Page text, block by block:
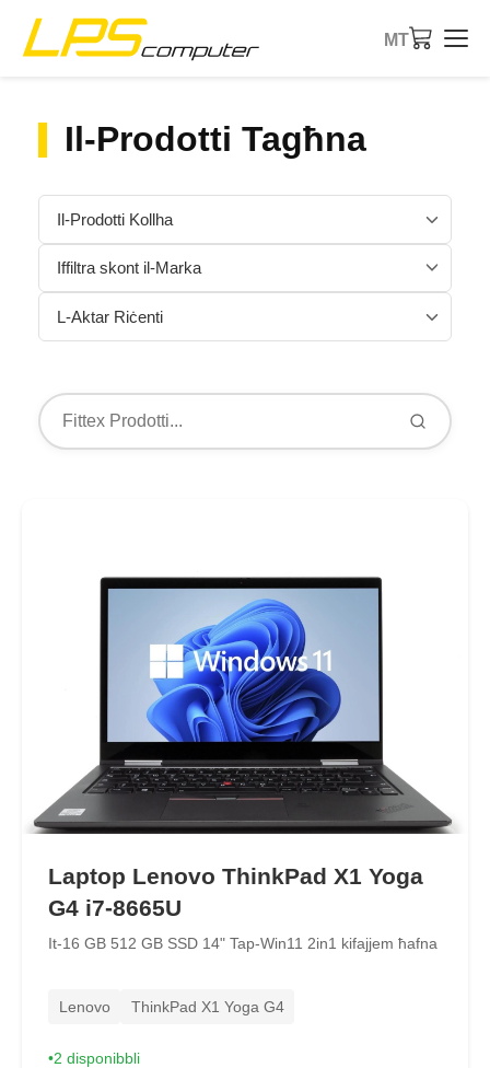
MT
Servizzi
Dwar il-Kumpanija
Il-Prodotti Tagħna
Laptop Lenovo ThinkPad X1 Yoga
G4 i7-8665U
It-16 GB 512 GB SSD 14" Tap-Win11 2in1 kifajjem ħafna
Lenovo ThinkPad X1 Yoga G4
2 disponibbli